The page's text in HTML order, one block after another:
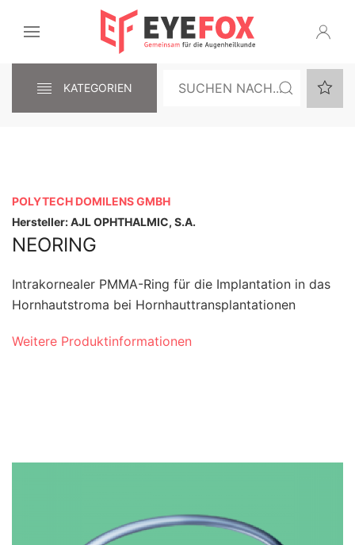
KATEGORIEN
POLYTECH DOMILENS GMBH
Hersteller: AJL OPHTHALMIC, S.A.
NEORING
Intrakornealer PMMA-Ring für die Implantation in das
Hornhautstroma bei Hornhauttransplantationen
Weitere Produktinformationen